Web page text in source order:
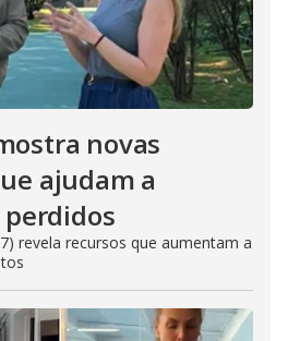
novas
ajudam a
revela recursos que aumentam a